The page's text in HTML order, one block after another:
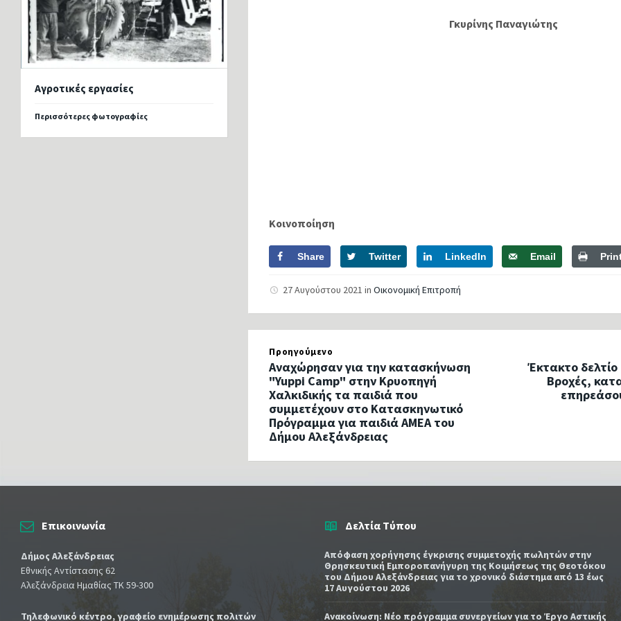
Γκυρίνης Παναγιώτης
Κοινοποίηση
Share Twitter LinkedIn Email
27 Αυγούστου 2021inΟικονομική Επιτροπή
Προηγούμενο
Αναχώρησαν για την κατασκήνωση
"Yuppi Camp" στην Κρυοπηγή
Χαλκιδικής τα παιδιά που
συμμετέχουν στο Κατασκηνωτικό
Πρόγραμμα για παιδιά ΑΜΕΑ του
Δήμου Αλεξάνδρειας
Έκτακτο δελτίο
Βροχές,
Αγροτικές εργασίες
Περισσότερες φωτογραφίες
Επικοινωνία
Δήμος Αλεξάνδρειας
Εθνικής Αντίστασης 62
Αλεξάνδρεια Ημαθίας ΤΚ 59-300
Τηλεφωνικό κέντρο, γραφείο ενημέρωσης πολιτών
Δελτία Τύπου
Απόφαση χορήγησης έγκρισης συμμετοχής πωλητών στην
Θρησκευτική Εμποροπανήγυρη της Κοιμήσεως της Θεοτόκου
του Δήμου Αλεξάνδρειας για το χρονικό διάστημα από 13 έως
17 Αυγούστου 2026
Ανακοίνωση: Νέο πρόγραμμα συνεργείων για το Έργο Αστικής